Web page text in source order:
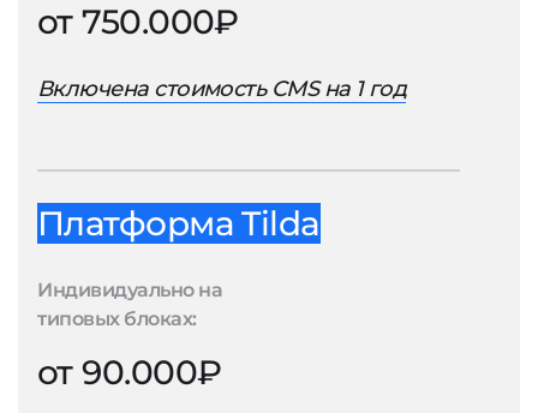
от 750.000₽
Включена стоимость CMS на 1 год
Платформа Tilda
Индивидуально на
типовых блоках:
от 90.000₽